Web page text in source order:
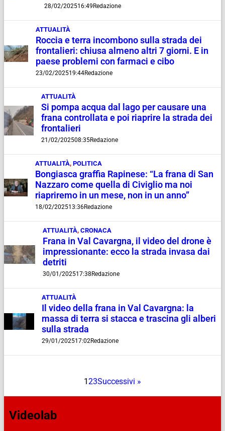
28/02/202516:49Redazione
ATTUALITÀ
Roccia e terra incombono sulla strada dei
frontalieri: chiusa almeno altri 7 giorni. E in
paese problemi con farmaci e cibo
23/02/202519:44Redazione
ATTUALITÀ
Si pompa acqua dal lago per causare una
frana controllata e poi riaprire la strada dei
frontalieri
21/02/202508:35Redazione
ATTUALITÀ,POLITICA
Bongiasca graffia Rapinese: “La frana di San
Nazzaro come quella di Civiglio ma noi
riapriremo in un mese, non in un anno”
18/02/202513:36Redazione
ATTUALITÀ, CRONACA
Frana in Val Cavargna, il video del drone è
impressionante: ecco la strada invasa dai
detriti
30/01/202517:38Redazione
ATTUALITÀ
Il video della frana in Val Cavargna: la
massa di terra si stacca e trascina gli alberi
sulla strada
29/01/202517:02Redazione
123Successivi »
Videolab